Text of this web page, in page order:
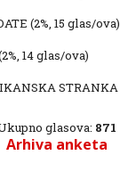
(2%, 15 glas/ova)
14 glas/ova)
STRANKA
glasova: 871
Arhiva anketa